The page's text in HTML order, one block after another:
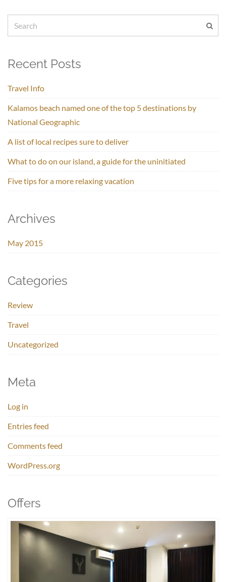
Recent Posts
Travel Info
Kalamos beach named one of the top 5 destinations by
National Geographic
A list of local recipes sure to deliver
What to do on our island, a guide for the uninitiated
Five tips for a more relaxing vacation
Archives
May 2015
Categories
Review
Travel
Uncategorized
Meta
Log in
Entries feed
Comments feed
WordPress.org
Offers